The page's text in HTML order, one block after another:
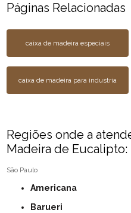
Páginas Relacionadas
caixa de madeira especiais
caixa de madeira para industria
Regiões onde a
Madeira de Eucalipto:
São Paulo
Americana
Barueri